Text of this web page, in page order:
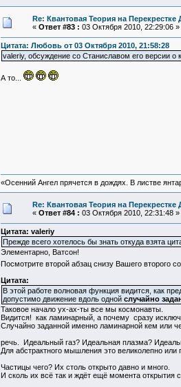
Re: Квантовая Теория на Перекрестке
« Ответ #83 : 03 Октября 2010, 22:29:06 »
Цитата: Любовь от 03 Октября 2010, 21:58:28
valeriy, обсуждение со Станиславом его версии о
А то...
«Осенний Ангел прячется в дождях. В листве
Re: Квантовая Теория на Перекрестке
« Ответ #84 : 03 Октября 2010, 22:31:48 »
Цитата: valeriy
Прежде всего хотелось бы знать откуда взята
Элементарно, Ватсон!
Посмотрите второй абзац снизу Вашего второго
Цитата:
В этой работе волновая функция видится, как
допустимо движение вдоль одной случайно
Таковое начало ух-ах-ты все мы космонавты.
Видится! как ламинарный, а почему сразу
Случайно заданной именно ламинарной кем или
речь. Идеальный газ? Идеальная плазма?
Для абстрактного мышления это великолепно или
Частицы чего? Их столь открыто давно и много.
И сколь их всё так и ждёт ещё момента открытия